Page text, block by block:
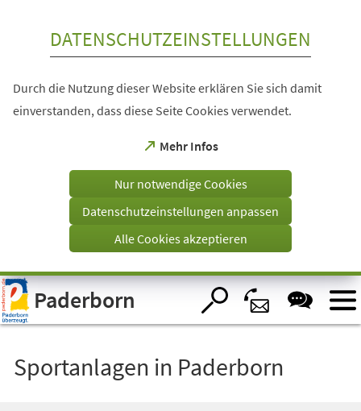
Visuelle
Assistenzsoftware
öffnen.
DATENSCHUTZEINSTELLUNGEN
Durch die Nutzung dieser Website erklären Sie sich damit
einverstanden, dass diese Seite Cookies verwendet.
Mehr Infos
(Öffnet
einem
Tab)
Nur notwendige Cookies
Datenschutzeinstellungen anpassen
Alle Cookies akzeptieren
Paderborn
Sportanlagen in Paderborn